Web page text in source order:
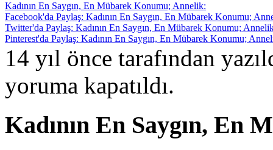
Kadının En Saygın, En Mübarek Konumu; Annelik:
Facebook'da Paylaş: Kadının En Saygın, En Mübarek Konumu;
Twitter'da Paylaş: Kadının En Saygın, En Mübarek Konumu;
Pinterest'da Paylaş: Kadının En Saygın, En Mübarek Konumu;
14 yıl önce tarafından
yoruma kapatıldı.
Kadının En Saygın, En